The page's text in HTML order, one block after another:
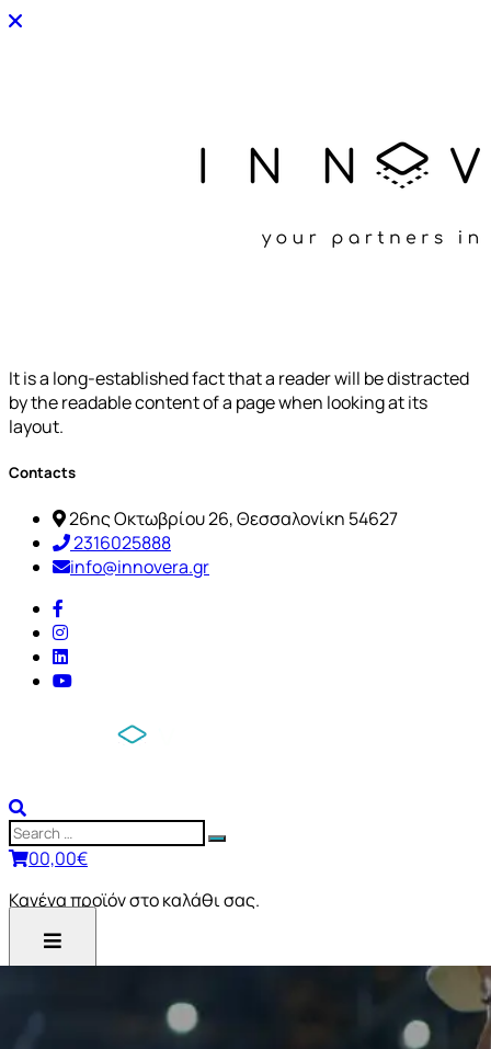
It is a long-established fact that a reader will be distracted
by the readable content of a page when looking at its
layout.
Contacts
26ης Οκτωβρίου 26, Θεσσαλονίκη 54627
2316025888
info@innovera.gr
00,00€
Κανένα προϊόν στο καλάθι σας.